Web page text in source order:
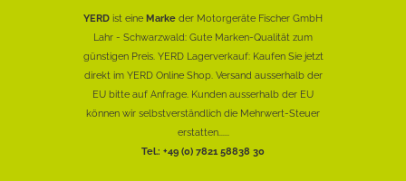
YERD ist eine Marke der Motorgeräte Fischer GmbH
Lahr - Schwarzwald: Gute Marken-Qualität zum
günstigen Preis. YERD Lagerverkauf: Kaufen Sie jetzt
direkt im YERD Online Shop. Versand ausserhalb der
EU bitte auf Anfrage. Kunden ausserhalb der EU
können wir selbstverständlich die Mehrwert-Steuer
erstatten......
Tel.: +49 (0) 7821 58838 30